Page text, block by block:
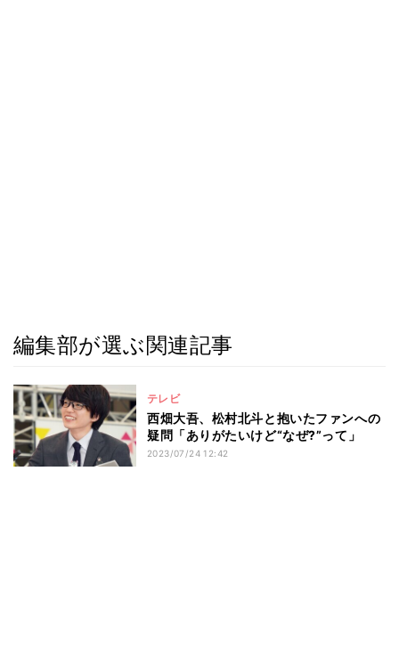
編集部が選ぶ関連記事
テレビ
西畑大吾、松村北斗と抱いたファンへの
疑問「ありがたいけど“なぜ?”って」
2023/07/24 12:42